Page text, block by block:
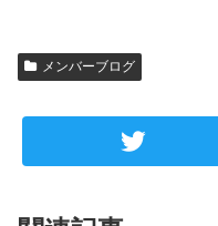
メンバーブログ